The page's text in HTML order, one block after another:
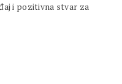
i pozitivna stvar za